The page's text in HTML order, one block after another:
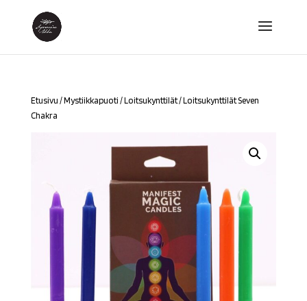
Etusivu /Mystiikkapuoti /Loitsukynttilät/ Loitsukynttilät Seven
Chakra